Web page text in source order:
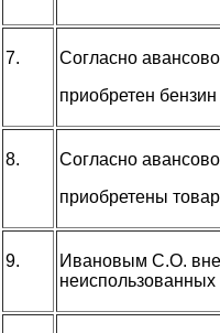
7.
Согласно
приобретен бензин
8.
Согласно
приобретены
9.
Ивановым С.О.